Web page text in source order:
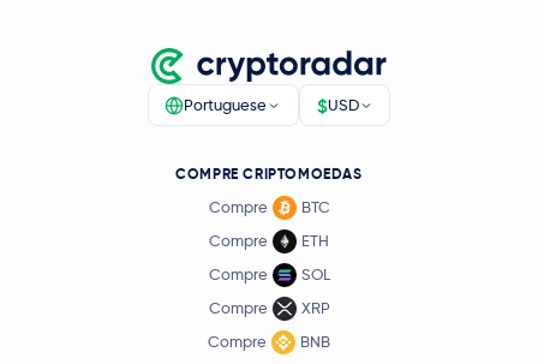
Portuguese $USD
COMPRE CRIPTOMOEDAS
Compre
BTC
Compre
ETH
Compre
SOL
Compre
XRP
Compre
BNB